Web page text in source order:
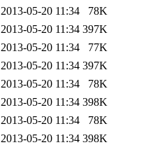
2013-05-20 11:34
78K
2013-05-20 11:34 397K
2013-05-20 11:34
77K
2013-05-20 11:34 397K
2013-05-20 11:34
78K
2013-05-20 11:34 398K
2013-05-20 11:34
78K
2013-05-20 11:34 398K